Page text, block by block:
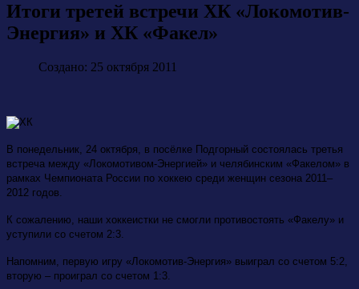
Итоги третей встречи ХК «Локомотив-
Энергия» и ХК «Факел»
Создано: 25 октября 2011
В понедельник, 24 октября, в посёлке Подгорный состоялась третья
встреча между «Локомотивом-Энергией» и челябинским «Факелом» в
рамках Чемпионата России по хоккею среди женщин сезона 2011–
2012 годов.
К сожалению, наши хоккеистки не смогли противостоять «Факелу» и
уступили со счетом 2:3.
Напомним, первую игру «Локомотив-Энергия» выиграл со счетом 5:2,
вторую – проиграл со счетом 1:3.